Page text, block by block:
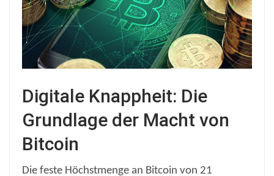
Digitale Knappheit: Die
Grundlage der Macht von
Bitcoin
Die feste Höchstmenge an Bitcoin von 21